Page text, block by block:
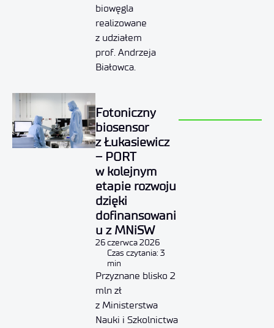
biowęgla
realizowane
z udziałem
prof. Andrzeja
Białowca.
Fotoniczny
biosensor
z Łukasiewicz
– PORT
w kolejnym
etapie rozwoju
dzięki
dofinansowani
u z MNiSW
26 czerwca 2026
Czas czytania: 3
min
Przyznane blisko 2
mln zł
z Ministerstwa
Nauki i Szkolnictwa